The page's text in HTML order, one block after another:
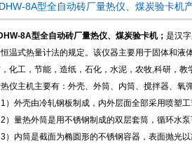
8A型全自动砖厂量热仪、煤炭验卡机
8A型全自动砖厂量热仪、煤炭验卡机； 是汉
温式热量计法的规定。该仪器主要用于固体和液
化工，节能，造纸，石化，水泥，农牧,科研，
仪主机主要有：外壳、外筒、内筒、搅拌器、氧弹
1）外壳由冷轧钢板制成，内外层面全部采用喷塑工
2）量热外筒是用不锈钢制成的双层套筒，循环水
3）内筒是截面为椭圆形的不锈钢容器，表面抛光以